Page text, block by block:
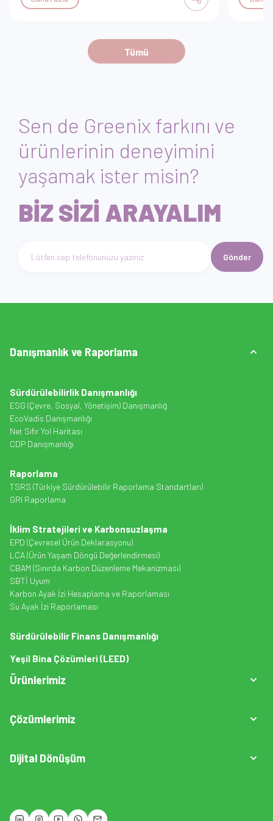
Tümü
Sen de Greenix farkını ve
ürünlerinin deneyimini
yaşamak ister misin?
BİZ SİZİ ARAYALIM
Telefon numarası giriniz Gönder
Danışmanlık ve Raporlama
Sürdürülebilirlik Danışmanlığı
ESG (Çevre, Sosyal, Yönetişim) Danışmanlığ
EcoVadis Danışmanlığı
Net Sıfır Yol Haritası
CDP Danışmanlığı
Raporlama
TSRS (Türkiye Sürdürülebilir Raporlama Standartları)
GRI Raporlama
İklim Stratejileri ve Karbonsuzlaşma
EPD (Çevresel Ürün Deklarasyonu)
LCA (Ürün Yaşam Döngü Değerlendirmesi)
CBAM (Sınırda Karbon Düzenleme Mekanizması)
SBTİ Uyum
Karbon Ayak İzi Hesaplama ve Raporlaması
Su Ayak İzi Raporlaması
Sürdürülebilir Finans Danışmanlığı
Yeşil Bina Çözümleri (LEED)
Ürünlerimiz
Çözümlerimiz
Dijital Dönüşüm
Operasyon/Saha Emisyon Modülü